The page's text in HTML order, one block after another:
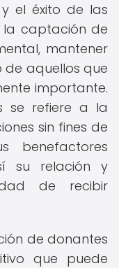
el éxito de las
la captación de
mantener
aquellos que
importante.
se refiere a la
sin fines de
benefactores
su relación y
de recibir
de donantes
que puede